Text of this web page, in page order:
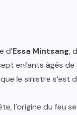
d’Essa Mintsang,
enfants âgés de
le sinistre
l’origine du